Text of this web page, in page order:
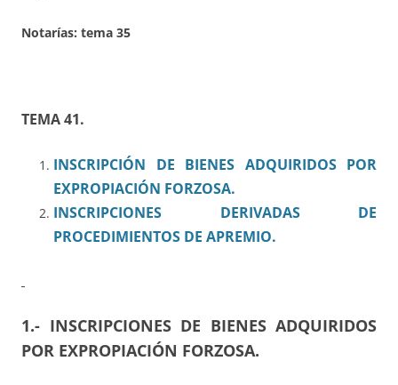
Notarías: tema 35
TEMA 41.
INSCRIPCIÓN DE BIENES ADQUIRIDOS POR
EXPROPIACIÓN FORZOSA.
INSCRIPCIONES DERIVADAS DE
PROCEDIMIENTOS DE APREMIO.
1.- INSCRIPCIONES DE BIENES ADQUIRIDOS
POR EXPROPIACIÓN FORZOSA.